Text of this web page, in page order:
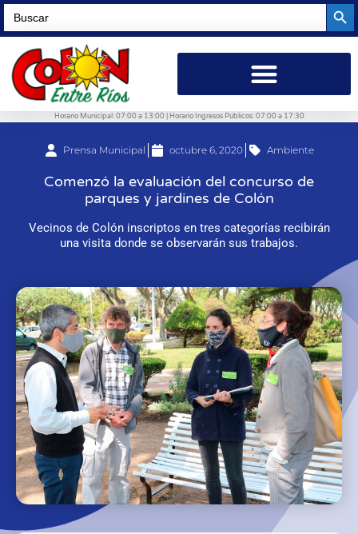
Search
for:
Horario Municipal: 07:00 a 13:00 | Horario Ingresos Públicos: 07:00 a 17:30
Prensa Municipal octubre 6, 2020 Ambiente
Comenzó la evaluación del concurso de
parques y jardines de Colón
Vecinos de Colón inscriptos en tres categorías recibirán
una visita donde se observarán sus trabajos.